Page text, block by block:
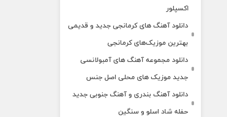
اکسپلور
دانلود آهنگ‌ های کرمانجی جدید و قدیمی
بهترین موزیک‌های کرمانجی
دانلود مجموعه آهنگ های آمبولانسی
جدید موزیک های محلی اصل جنس
دانلود آهنگ بندری و آهنگ جنوبی جدید
حفله شاد اسلو و سنگین